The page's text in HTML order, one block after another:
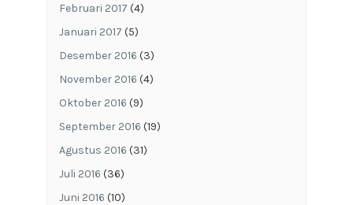
Februari 2017 (4)
Januari 2017 (5)
Desember 2016 (3)
November 2016 (4)
Oktober 2016 (9)
September 2016 (19)
Agustus 2016 (31)
Juli 2016 (36)
Juni 2016 (10)